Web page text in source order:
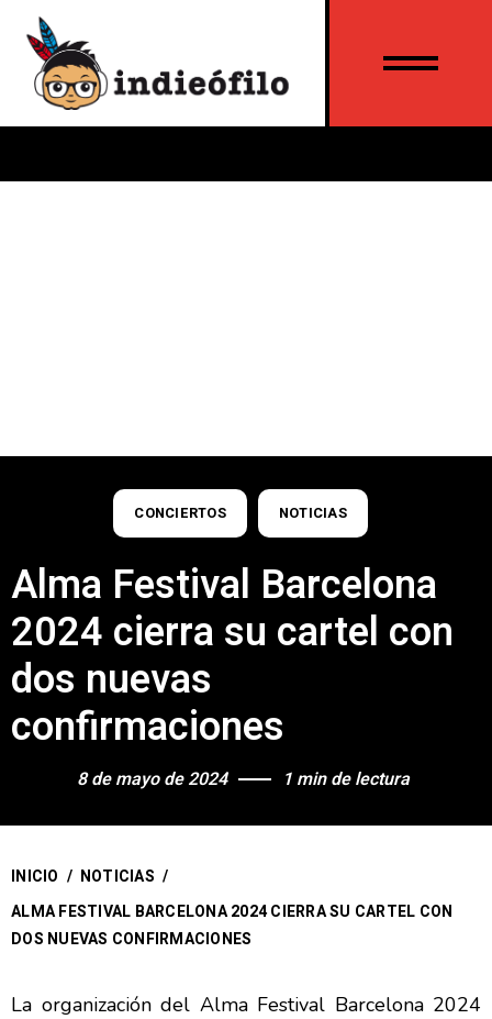
CONCIERTOS NOTICIAS
Alma Festival Barcelona
2024 cierra su cartel con
dos nuevas
confirmaciones
8 de mayo de 2024 1 min de lectura
INICIO / NOTICIAS /
ALMA FESTIVAL BARCELONA 2024 CIERRA SU CARTEL CON
DOS NUEVAS CONFIRMACIONES
La organización del Alma Festival Barcelona 2024